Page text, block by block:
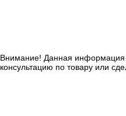
Внимание! Данная информация
консультацию по товару или